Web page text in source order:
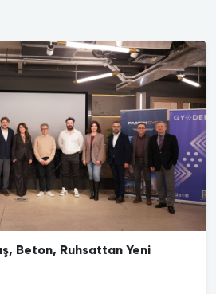
Beton, Ruhsattan Yeni